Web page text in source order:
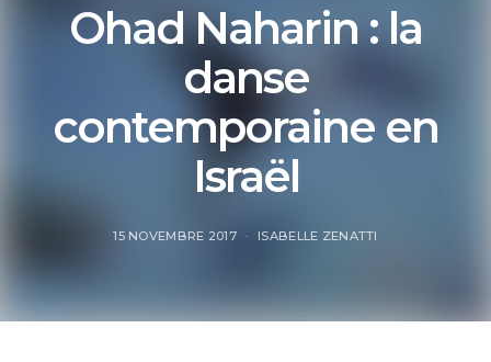
Ohad Naharin : la
danse
contemporaine en
Israël
15 NOVEMBRE 2017 ISABELLE ZENATTI